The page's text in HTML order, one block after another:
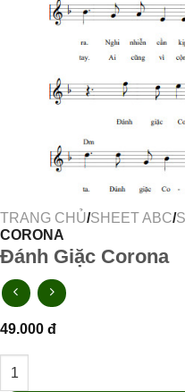
TRANG CHỦ/SHEET ABC/
CORONA
Đánh Giặc Corona
49.000 đ
Đánh Giặc Corona số lượng